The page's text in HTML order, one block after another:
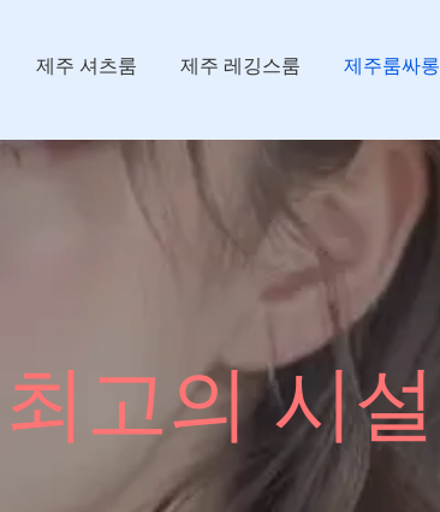
제주 셔츠룸 제주 레깅스룸 제주룸싸롱
고의 시설